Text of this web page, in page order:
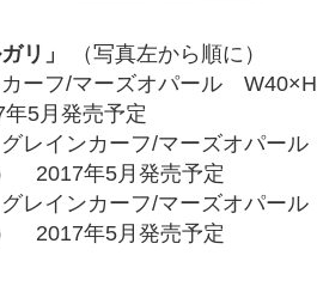
リ」
（写真左から順に）
ーフ/マーズオパール
5月発売予定
レインカーフ/マーズオパー
2017年5月発売予定
レインカーフ/マーズオパー
2017年5月発売予定